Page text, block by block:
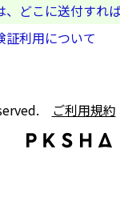
どこに送付すれ
証利用について
ご利用規約